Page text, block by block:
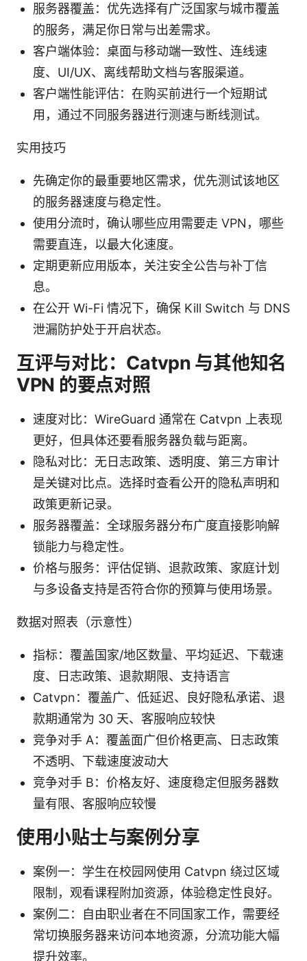
服务器覆盖：优先选择有广泛国家与城市覆盖
的服务，满足你日常与出差需求。
客户端体验：桌面与移动端一致性、连线速
度、UI/UX、离线帮助文档与客服渠道。
客户端性能评估：在购买前进行一个短期试
用，通过不同服务器进行测速与断线测试。
实用技巧
先确定你的最重要地区需求，优先测试该地区
的服务器速度与稳定性。
使用分流时，确认哪些应用需要走 VPN，哪些
需要直连，以最大化速度。
定期更新应用版本，关注安全公告与补丁信
息。
在公开 Wi-Fi 情况下，确保 Kill Switch 与 DNS
泄漏防护处于开启状态。
互评与对比：Catvpn 与其他知名
VPN 的要点对照
速度对比：WireGuard 通常在 Catvpn 上表现
更好，但具体还要看服务器负载与距离。
隐私对比：无日志政策、透明度、第三方审计
是关键对比点。选择时查看公开的隐私声明和
政策更新记录。
服务器覆盖：全球服务器分布广度直接影响解
锁能力与稳定性。
价格与服务：评估促销、退款政策、家庭计划
与多设备支持是否符合你的预算与使用场景。
数据对照表（示意性）
指标：覆盖国家/地区数量、平均延迟、下载速
度、日志政策、退款期限、支持语言
Catvpn：覆盖广、低延迟、良好隐私承诺、退
款期通常为 30 天、客服响应较快
竞争对手 A：覆盖面广但价格更高、日志政策
不透明、下载速度波动大
竞争对手 B：价格友好、速度稳定但服务器数
量有限、客服响应较慢
使用小贴士与案例分享
案例一：学生在校园网使用 Catvpn 绕过区域
限制，观看课程附加资源，体验稳定性良好。
案例二：自由职业者在不同国家工作，需要经
常切换服务器来访问本地资源，分流功能大幅
提升效率。